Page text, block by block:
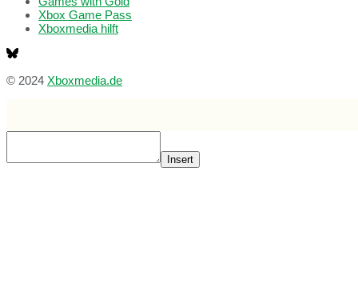
Xbox Game Pass
Xboxmedia hilft
© 2024 Xboxmedia.de
Insert